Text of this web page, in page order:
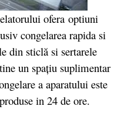
ofera optiuni
congelarea rapida si
din sticlă si sertarele
un spațiu suplimentar
a aparatului este
in 24 de ore.